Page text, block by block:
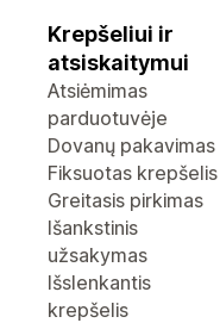
Krepšeliui ir
atsiskaitymui
Atsiėmimas
parduotuvėje
Dovanų pakavimas
Fiksuotas krepšelis
Greitasis pirkimas
Išankstinis
užsakymas
Išslenkantis
krepšelis